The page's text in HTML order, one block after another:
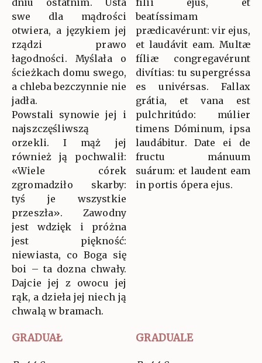
dniu ostatnim. Usta
swe dla mądrości
otwiera, a językiem jej
rządzi prawo
łagodności. Myślała o
ścieżkach domu swego,
a chleba bezczynnie nie
jadła.
Powstali synowie jej i
najszczęśliwszą
orzekli. I mąż jej
również ją pochwalił:
«Wiele córek
zgromadziło skarby:
tyś je wszystkie
przeszła». Zawodny
jest wdzięk i próżna
jest piękność:
niewiasta, co Boga się
boi – ta dozna chwały.
Dajcie jej z owocu jej
rąk, a dzieła jej niech ją
chwalą w bramach.
fílii ejus, et
beatíssimam
prædicavérunt: vir ejus,
et laudávit eam. Multæ
fíliæ congregavérunt
divítias: tu supergréssa
es univérsas. Fallax
grátia, et vana est
pulchritúdo: múlier
timens Dóminum, ipsa
laudábitur. Date ei de
fructu mánuum
suárum: et laudent eam
in portis ópera ejus.
GRADUAŁ GRADUALE